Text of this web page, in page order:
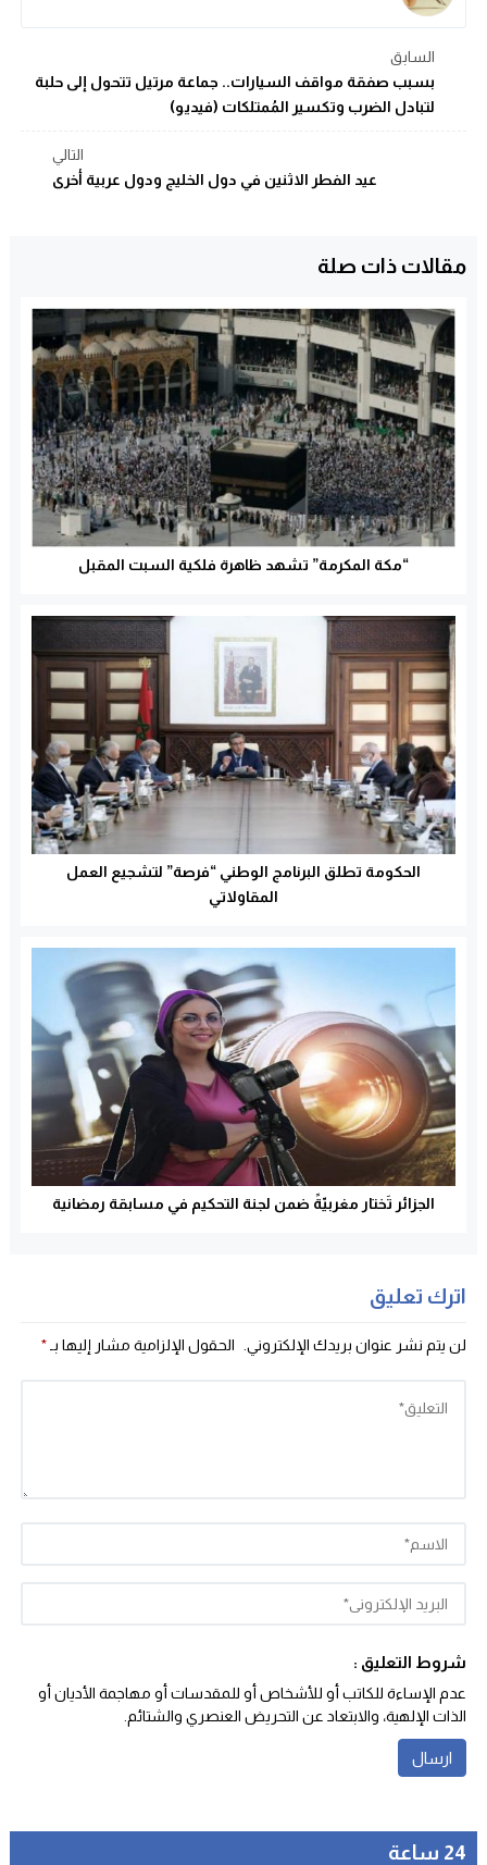
السابق
بسبب صفقة مواقف السيارات.. جماعة مرتيل تتحول إلى حلبة
لتبادل الضرب وتكسير المُمتلكات (فيديو)
التالي
عيد الفطر الاثنين في دول الخليج ودول عربية أخرى
مقالات ذات صلة
“مكة المكرمة” تشهد ظاهرة فلكية السبت المقبل
الحكومة تطلق البرنامج الوطني “فرصة” لتشجيع العمل
المقاولاتي
الجزائر تَختار مغربيّةً ضمن لجنة التحكيم في مسابقة رمضانية
اترك تعليق
لن يتم نشر عنوان بريدك الإلكتروني. الحقول الإلزامية مشار إليها بـ*
شروط التعليق :
عدم الإساءة للكاتب أو للأشخاص أو للمقدسات أو مهاجمة الأديان أو
الذات الإلهية، والابتعاد عن التحريض العنصري والشتائم‬.
24 ساعة